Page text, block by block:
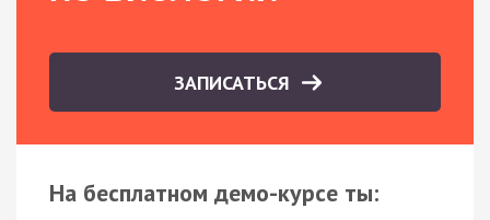
ЗАПИСАТЬСЯ
На бесплатном демо-курсе ты: